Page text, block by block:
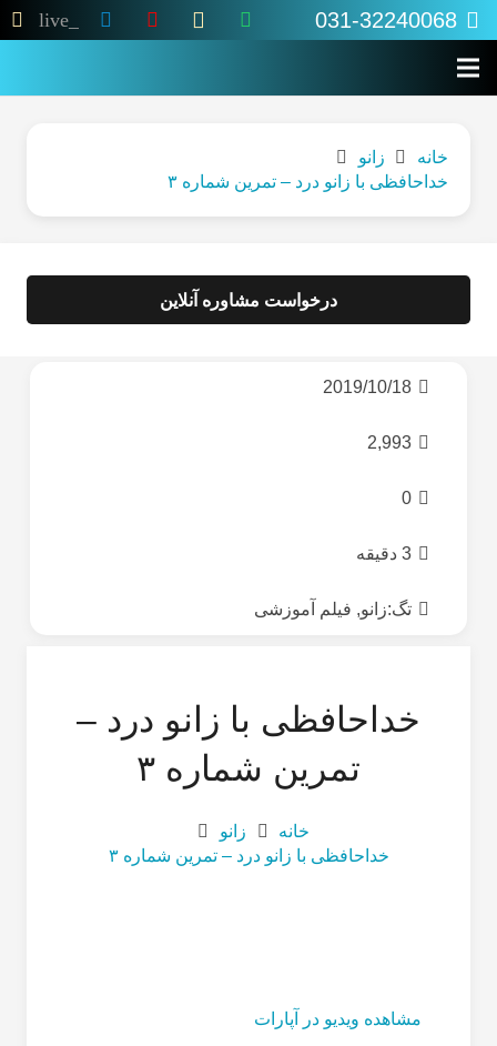
031-32240068
live_tv
خانه
زانو
خداحافظی با زانو درد – تمرین شماره ۳
درخواست مشاوره آنلاین
2019/10/18
2,993
0
3 دقیقه
تگ:زانو, فیلم آموزشی
خداحافظی با زانو درد –
تمرین شماره ۳
خانه
زانو
خداحافظی با زانو درد – تمرین شماره ۳
مشاهده ویدیو در آپارات